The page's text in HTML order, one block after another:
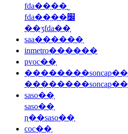
fda��֤��˾
fda��֤��׼
��ʒfda��֤
saa������֤
inmetro��֤����
pvoc��֤
��������soncap��֤
��������soncap��֤
saso��֤
saso��֤
ɳ��saso��֤
coc��֤